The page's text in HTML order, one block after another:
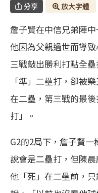
分享 放大字體
詹子賢在中信兄弟陣
他因為父親過世而導
三戰敲出勝利打點全
「準」二壘打，卻被
在二壘，第三戰的最
打」。
G2的2局下，詹子賢
說會是二壘打，但陳
他「死」在二壘前，